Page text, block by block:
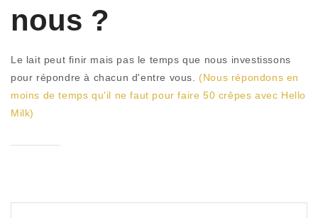
nous ?
Le lait peut finir mais pas le temps que nous investissons
pour répondre à chacun d'entre vous. (Nous répondons en
moins de temps qu'il ne faut pour faire 50 crêpes avec Hello
Milk)